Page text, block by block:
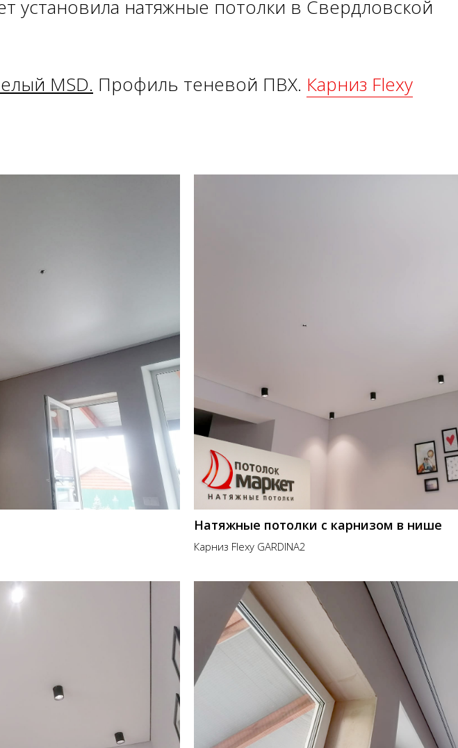
установила натяжные потолки в Свердловской
MSD. Профиль теневой ПВХ. Карниз Flexy
Натяжные потолки с карнизом в нише
Карниз Flexy GARDINA2